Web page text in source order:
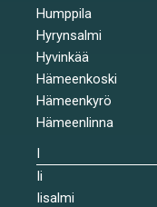
Humppila
Hyrynsalmi
Hyvinkää
Hämeenkoski
Hämeenkyrö
Hämeenlinna
I
Ii
Iisalmi